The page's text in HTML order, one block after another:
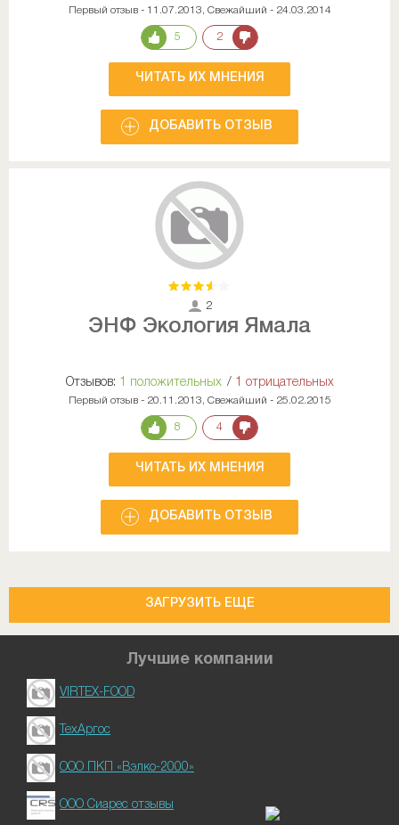
Первый отзыв - 11.07.2013, Свежайший - 24.03.2014
5 2
ЧИТАТЬ ИХ МНЕНИЯ
ДОБАВИТЬ ОТЗЫВ
2
ЭНФ Экология Ямала
Отзывов: 1 положительных / 1 отрицательных
Первый отзыв - 20.11.2013, Свежайший - 25.02.2015
8 4
ЧИТАТЬ ИХ МНЕНИЯ
ДОБАВИТЬ ОТЗЫВ
ЗАГРУЗИТЬ ЕЩЕ
Лучшие компании
VIRTEX-FOOD
ТехАргос
ООО ПКП «Вэлко-2000»
ООО Сиарес отзывы